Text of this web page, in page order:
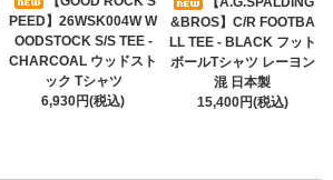
PEED】26WSK004W W
OODSTOCK S/S TEE -
CHARCOAL ウッドスト
ック Tシャツ
6,930円(税込)
&BROS】C/R FOOTBA
LL TEE - BLACK フット
ボールTシャツ レーヨン
混 日本製
15,400円(税込)